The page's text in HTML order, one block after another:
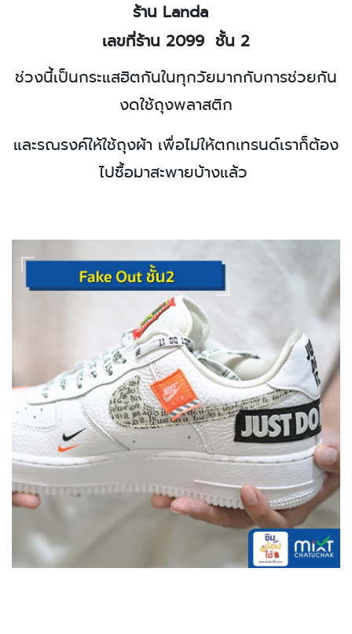
ร้าน Landa
เลขที่ร้าน 2099 ชั้น 2
ช่วงนี้เป็นกระแสฮิตกันในทุกวัยมากกับการช่วยกัน
งดใช้ถุงพลาสติก
และรณรงค์ให้ใช้ถุงผ้า เพื่อไม่ให้ตกเทรนด์เราก็ต้อง
ไปซื้อมาสะพายบ้างแล้ว